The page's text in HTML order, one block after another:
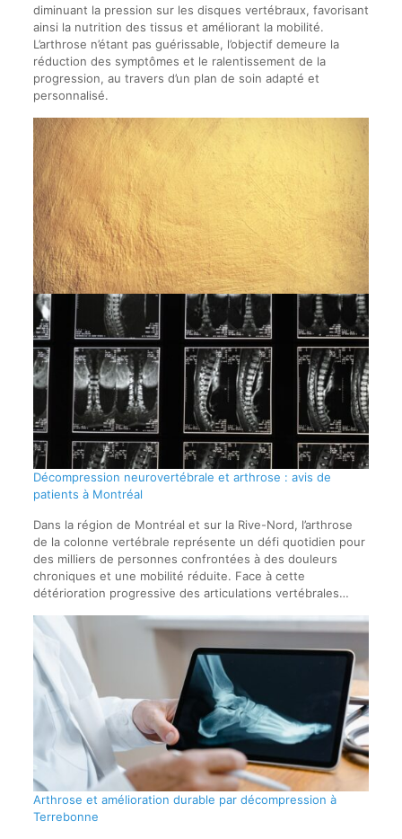
diminuant la pression sur les disques vertébraux, favorisant
ainsi la nutrition des tissus et améliorant la mobilité.
L’arthrose n’étant pas guérissable, l’objectif demeure la
réduction des symptômes et le ralentissement de la
progression, au travers d’un plan de soin adapté et
personnalisé.
Décompression neurovertébrale et arthrose : avis de
patients à Montréal
Dans la région de Montréal et sur la Rive-Nord, l’arthrose
de la colonne vertébrale représente un défi quotidien pour
des milliers de personnes confrontées à des douleurs
chroniques et une mobilité réduite. Face à cette
détérioration progressive des articulations vertébrales…
Arthrose et amélioration durable par décompression à
Terrebonne